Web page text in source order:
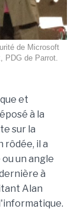
de Microsoft
PDG de Parrot.
et
à la
sur la
rôdée, il a
un angle
à
Alan